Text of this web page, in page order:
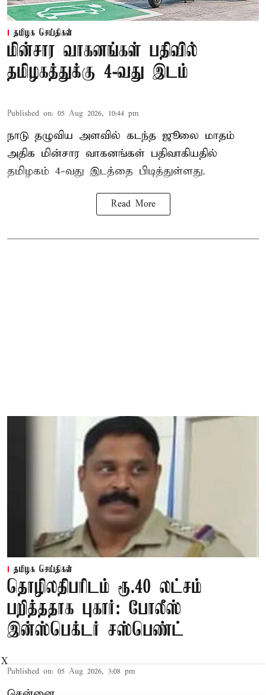
தமிழக செய்திகள்
மின்சார வாகனங்கள் பதிவில்
தமிழகத்துக்கு 4-வது இடம்
Published on: 05 Aug 2026, 10:44 pm
நாடு தழுவிய அளவில் கடந்த ஜூலை மாதம்
அதிக மின்சார வாகனங்கள் பதிவாகியதில்
தமிழகம் 4-வது இடத்தை பிடித்துள்ளது.
Read More
தமிழக செய்திகள்
தொழிலதிபரிடம் ரூ.40 லட்சம்
பறித்ததாக புகார்: போலீஸ்
இன்ஸ்பெக்டர் சஸ்பெண்ட்
Published on: 05 Aug 2026, 3:08 pm
X